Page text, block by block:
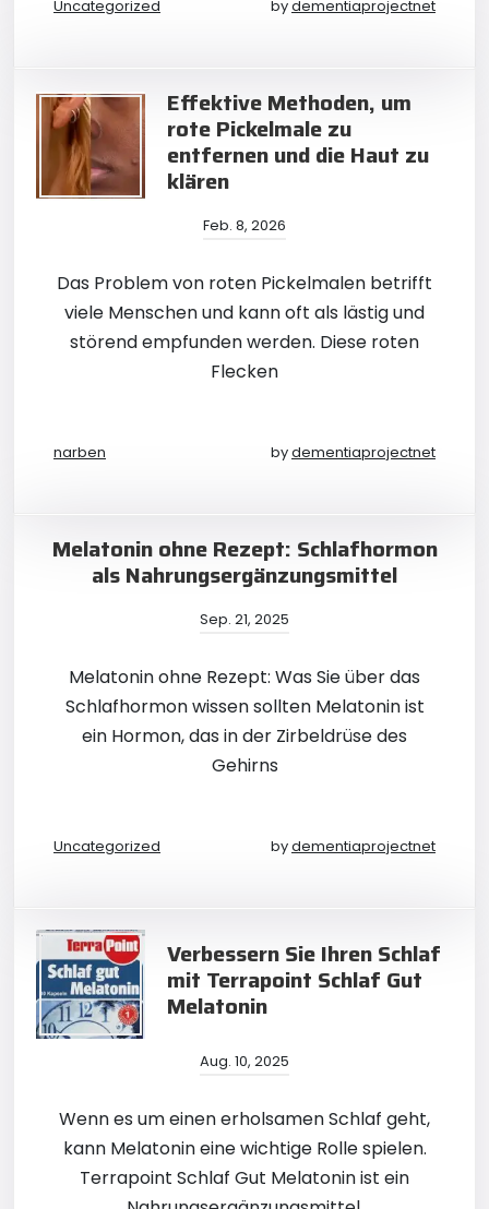
Uncategorized bydementiaprojectnet
Effektive Methoden, um
rote Pickelmale zu
entfernen und die Haut zu
klären
Feb. 8, 2026
Das Problem von roten Pickelmalen betrifft
viele Menschen und kann oft als lästig und
störend empfunden werden. Diese roten
Flecken
narben bydementiaprojectnet
Melatonin ohne Rezept: Schlafhormon
als Nahrungsergänzungsmittel
Sep. 21, 2025
Melatonin ohne Rezept: Was Sie über das
Schlafhormon wissen sollten Melatonin ist
ein Hormon, das in der Zirbeldrüse des
Gehirns
Uncategorized bydementiaprojectnet
Verbessern Sie Ihren Schlaf
mit Terrapoint Schlaf Gut
Melatonin
Aug. 10, 2025
Wenn es um einen erholsamen Schlaf geht,
kann Melatonin eine wichtige Rolle spielen.
Terrapoint Schlaf Gut Melatonin ist ein